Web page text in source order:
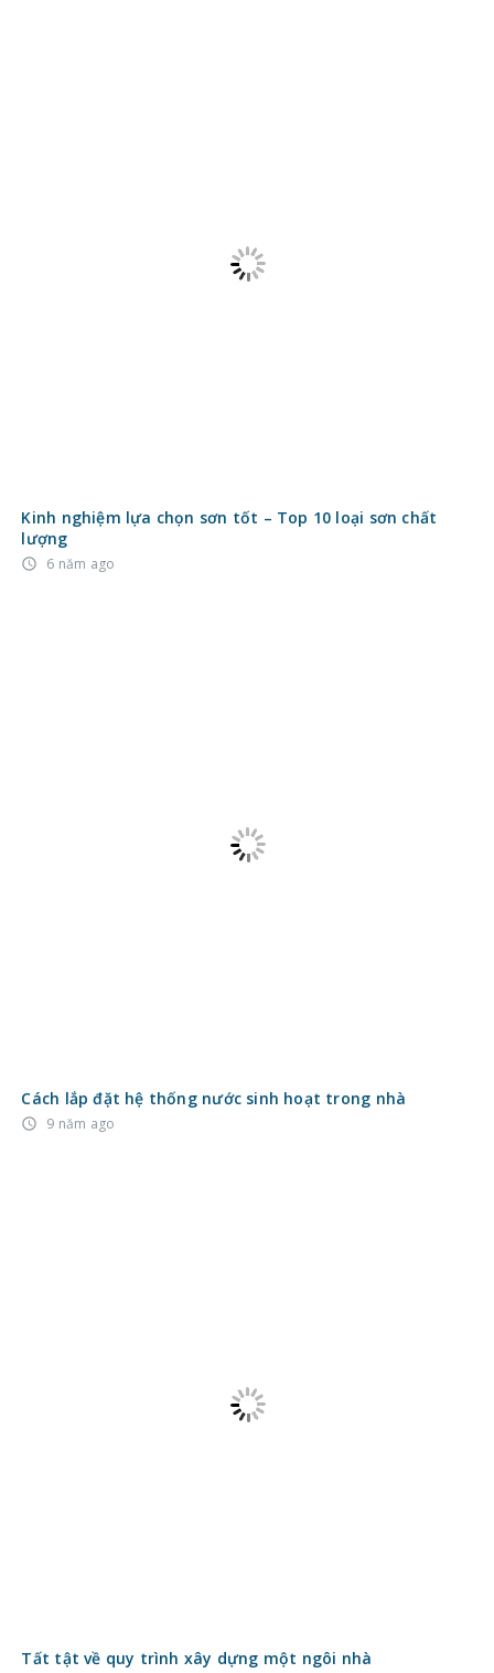
Kinh nghiệm lựa chọn sơn tốt – Top 10 loại sơn chất
lượng
access_time 6 năm ago
Cách lắp đặt hệ thống nước sinh hoạt trong nhà
access_time 9 năm ago
Tất tật về quy trình xây dựng một ngôi nhà